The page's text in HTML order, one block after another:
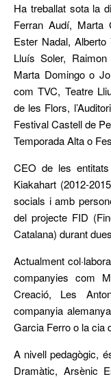
Ha treballat sota la
Ferran Audí, Marta
Ester Nadal,
Lluís Soler,
Marta Domingo o
com TVC, Teatre
de les Flors,
Festival Castell de
Temporada Alta o
CEO de les
Kiakahart (2012-
socials i amb
del projecte FID
Catalana) durant
Actualment
companyies com
Creació, Les
companyia
Garcia Ferro o la cia
A nivell pedagògic,
Dramàtic, Arsènic